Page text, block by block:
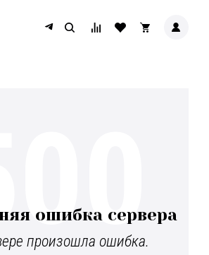
ошибка сервера
произошла ошибка.